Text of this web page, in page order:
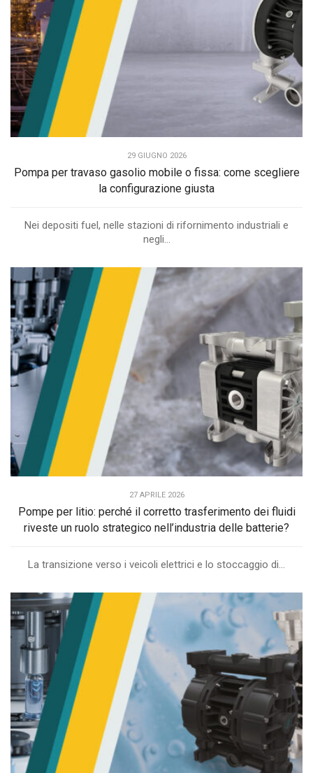
29 GIUGNO 2026
Pompa per travaso gasolio mobile o fissa: come scegliere
la configurazione giusta
Nei depositi fuel, nelle stazioni di rifornimento industriali e
negli...
27 APRILE 2026
Pompe per litio: perché il corretto trasferimento dei fluidi
riveste un ruolo strategico nell’industria delle batterie?
La transizione verso i veicoli elettrici e lo stoccaggio di...